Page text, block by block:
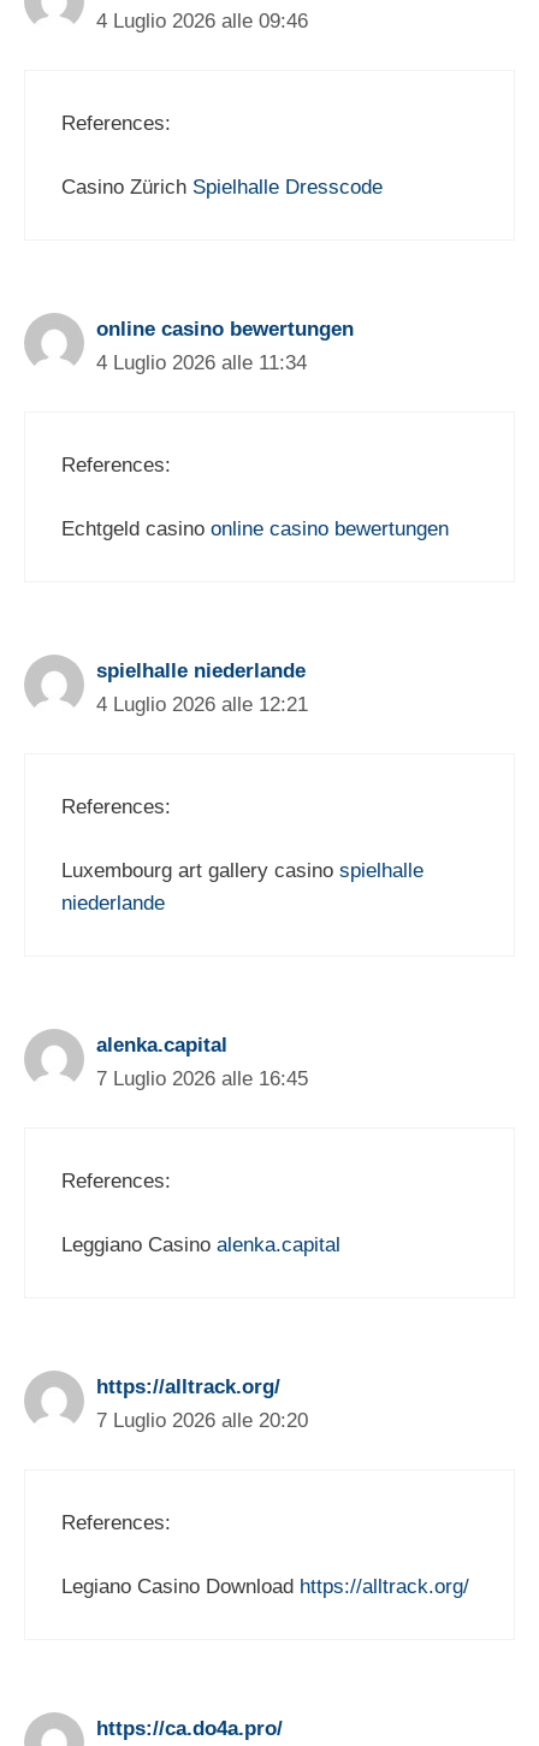
4 Luglio 2026 alle 09:46
References:
Casino Zürich Spielhalle Dresscode
online casino bewertungen
4 Luglio 2026 alle 11:34
References:
Echtgeld casino online casino bewertungen
spielhalle niederlande
4 Luglio 2026 alle 12:21
References:
Luxembourg art gallery casino spielhalle
niederlande
alenka.capital
7 Luglio 2026 alle 16:45
References:
Leggiano Casino alenka.capital
https://alltrack.org/
7 Luglio 2026 alle 20:20
References:
Legiano Casino Download https://alltrack.org/
https://ca.do4a.pro/